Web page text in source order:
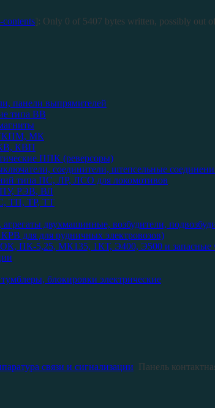
]: Only 0 of 5407 bytes written, possibly out
панели выпрямителей
типа ВВ
МК
КВП
ППК (реверсоры)
соединители, штепсельные
типа ПС, ЛР, ЛСО для локомотивов
РЭВ, ВЛ
ТП, ТР, ТТ
двухмашинные, возбудители,
для для рудничных электровозов)
ПК-5,25, МК135, 1КТ, Э400, Э500 и запасные
блокировки электрические
связи и сигнализации Панель